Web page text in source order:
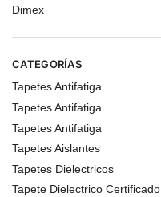
Dimex
CATEGORÍAS
Tapetes Antifatiga
Tapetes Antifatiga
Tapetes Antifatiga
Tapetes Aislantes
Tapetes Dielectricos
Tapete Dielectrico Certificado